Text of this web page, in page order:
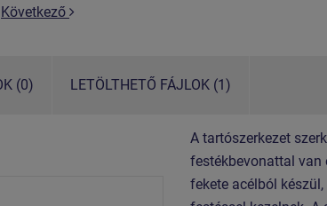
Következő
(0) LETÖLTHETŐ FÁJLOK (1)
A tartószerkezet
festékbevonattal van
fekete acélból